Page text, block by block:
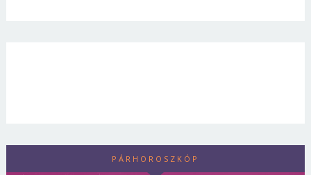
PÁRHOROSZKÓP